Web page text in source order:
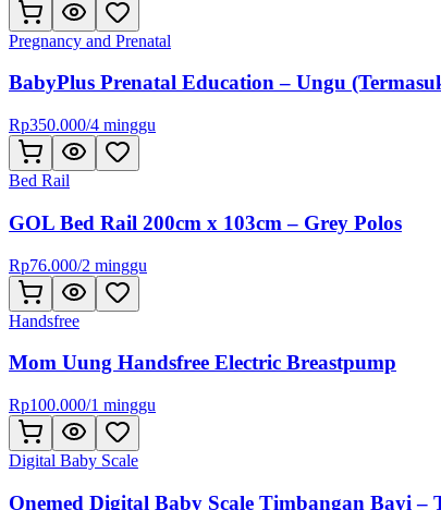
Pregnancy and Prenatal
BabyPlus Prenatal Education – Ungu
Rp350.000/4 minggu
Bed Rail
GOL Bed Rail 200cm x 103cm – Grey Polos
Rp76.000/2 minggu
Handsfree
Mom Uung Handsfree Electric Breastpump
Rp100.000/1 minggu
Digital Baby Scale
Onemed Digital Baby Scale Timbangan Bayi –